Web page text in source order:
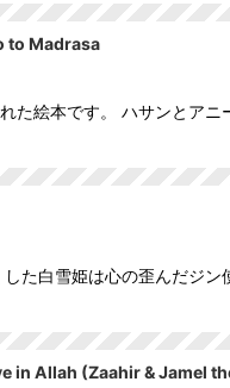
to Madrasa
た絵本です。 ハサンとア
た白雪姫は心の歪んだジ
in Allah (Zaahir & Jamel